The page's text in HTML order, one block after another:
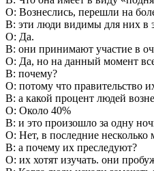
О: Вознеслись, перешли на
В: эти люди видимы для них в
О: Да.
В: они принимают участие в
О: Да, но на данный момент
В: почему?
О: потому что правительство
В: а какой процент людей
О: Около 40%
В: и это произошло за одну
О: Нет, в последние несколько
В: а почему их преследуют?
О: их хотят изучать. они